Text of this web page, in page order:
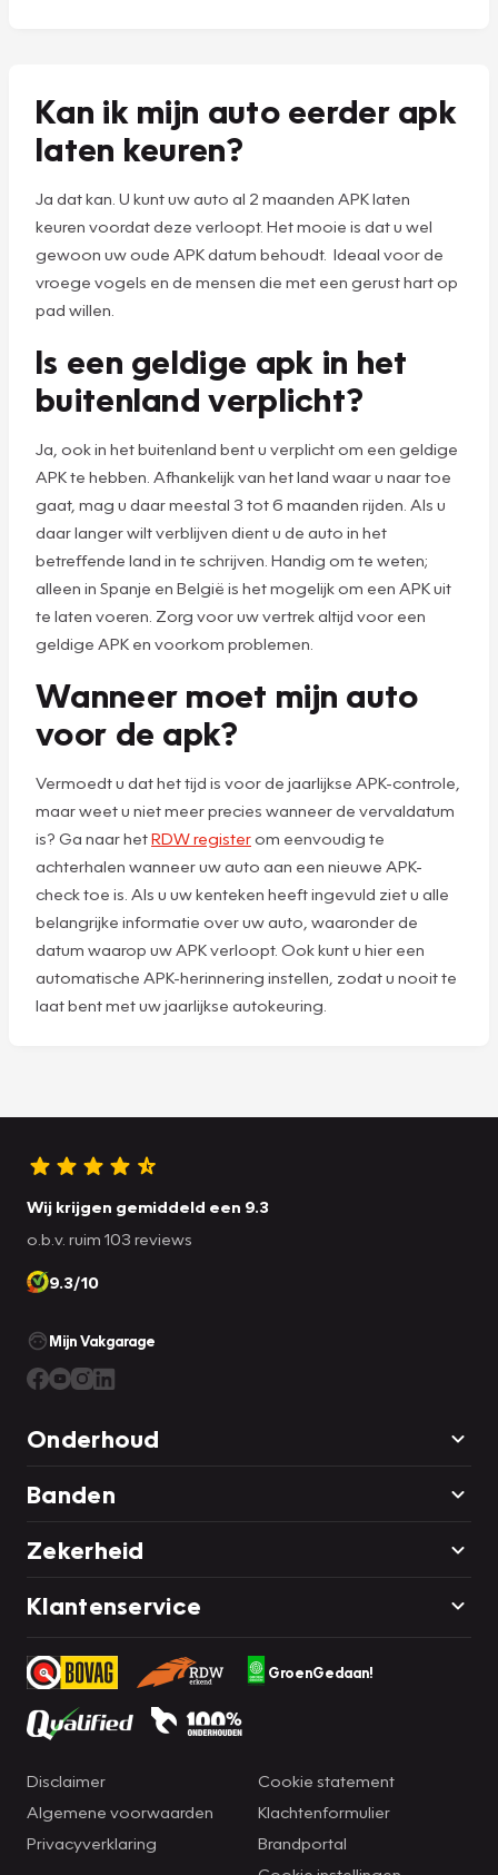
Kan ik mijn auto eerder apk
laten keuren?
Ja dat kan. U kunt uw auto al 2 maanden APK laten
keuren voordat deze verloopt. Het mooie is dat u wel
gewoon uw oude APK datum behoudt. Ideaal voor de
vroege vogels en de mensen die met een gerust hart op
pad willen.
Is een geldige apk in het
buitenland verplicht?
Ja, ook in het buitenland bent u verplicht om een geldige
APK te hebben. Afhankelijk van het land waar u naar toe
gaat, mag u daar meestal 3 tot 6 maanden rijden. Als u
daar langer wilt verblijven dient u de auto in het
betreffende land in te schrijven. Handig om te weten;
alleen in Spanje en België is het mogelijk om een APK uit
te laten voeren. Zorg voor uw vertrek altijd voor een
geldige APK en voorkom problemen.
Wanneer moet mijn auto
voor de apk?
Vermoedt u dat het tijd is voor de jaarlijkse APK-controle,
maar weet u niet meer precies wanneer de vervaldatum
is? Ga naar hetRDW registerom eenvoudig te
achterhalen wanneer uw auto aan een nieuwe APK-
check toe is. Als u uw kenteken heeft ingevuld ziet u alle
belangrijke informatie over uw auto, waaronder de
datum waarop uw APK verloopt. Ook kunt u hier een
automatische APK-herinnering instellen, zodat u nooit te
laat bent met uw jaarlijkse autokeuring.
Wij krijgen gemiddeld een 9.3
o.b.v. ruim 103 reviews
9.3/10
Mijn Vakgarage
Onderhoud
Banden
Zekerheid
Klantenservice
GroenGedaan!
Disclaimer
Algemene voorwaarden
Privacyverklaring
Cookie statement
Klachtenformulier
Brandportal